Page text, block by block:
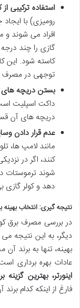
استفاده ترکیبی
رومیزی) با
افراد می شوند و
گازی را چند درجه
کاسته شود. این
توجهی در مصرف
بستن دریچه
داکت اسپلیت
دریچه های آن
عدم قرار دادن
مانند لامپ ها،
کنند، اگر در
شوند ترموستات
دهد و کولر گازی
نتیجه گیری: انتخاب
در بررسی مصرف برق
دیگر، به این نتیجه
بهینه، تنها به برند
عادات بهره برداری
اینورتر، بهترین
فارغ از اینکه کدام